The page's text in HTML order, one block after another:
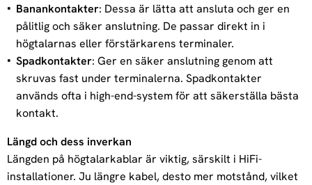
Banankontakter: Dessa är lätta att ansluta och ger en
pålitlig och säker anslutning. De passar direkt in i
högtalarnas eller förstärkarens terminaler.
Spadkontakter: Ger en säker anslutning genom att
skruvas fast under terminalerna. Spadkontakter
används ofta i high-end-system för att säkerställa bästa
kontakt.
Längd och dess inverkan
Längden på högtalarkablar är viktig, särskilt i HiFi-
installationer. Ju längre kabel, desto mer motstånd, vilket